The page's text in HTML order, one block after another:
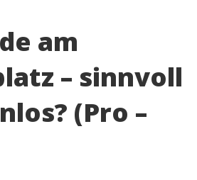
am
– sinnvoll
(Pro –